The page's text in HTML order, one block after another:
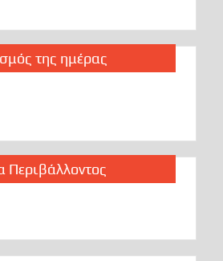
της ημέρας
Περιβάλλοντος